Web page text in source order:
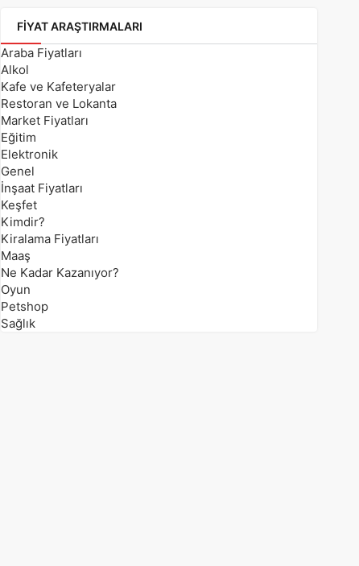
FIYAT ARAŞTIRMALARI
Araba Fiyatları
Alkol
Kafe ve Kafeteryalar
Restoran ve Lokanta
Market Fiyatları
Eğitim
Elektronik
Genel
İnşaat Fiyatları
Keşfet
Kimdir?
Kiralama Fiyatları
Maaş
Ne Kadar Kazanıyor?
Oyun
Petshop
Sağlık